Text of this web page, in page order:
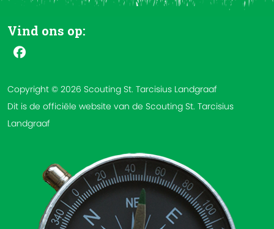
Vind ons op:
Copyright © 2026 Scouting St. Tarcisius Landgraaf
Dit is de officiële website van de Scouting St. Tarcisius
Landgraaf